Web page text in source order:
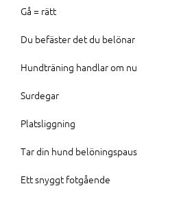
Gå = rätt
Du befäster det du belönar
Hundträning handlar om nu
Surdegar
Platsliggning
Tar din hund belöningspaus
Ett snyggt fotgående